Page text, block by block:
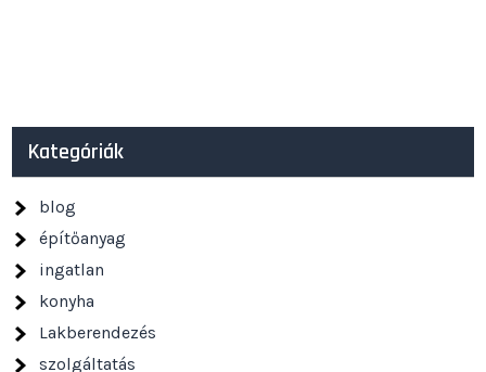
Kategóriák
blog
építőanyag
ingatlan
konyha
Lakberendezés
szolgáltatás